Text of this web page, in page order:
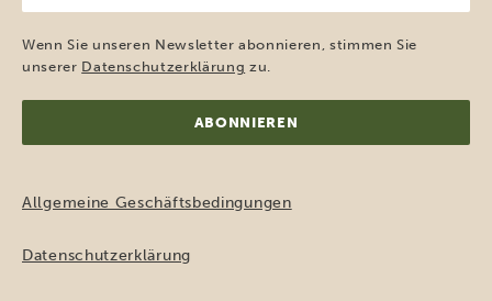
Mail-
Adresse
(erforderlich)
Wenn Sie unseren Newsletter abonnieren, stimmen Sie
unserer Datenschutzerklärung zu.
Allgemeine Geschäftsbedingungen
Datenschutzerklärung